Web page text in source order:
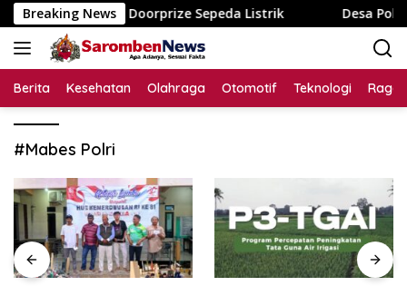
Langsung
ke
konten
Breaking News
dengan Doorprize Sepeda Listrik Desa Pokaan
Berita Kesehatan Olahraga Otomotif Teknologi
#Mabes Polri